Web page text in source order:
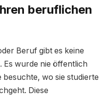
beruflichen
Beruf gibt es keine
wurde nie öffentlich
wo sie studierte
Diese